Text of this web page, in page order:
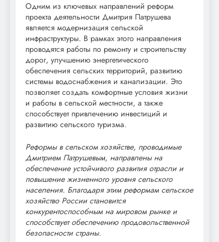
Одним из ключевых направлений реформ
проекта деятельности Дмитрия Патрушева
является модернизация сельской
инфраструктуры. В рамках этого направления
проводятся работы по ремонту и строительству
дорог, улучшению энергетического
обеспечения сельских территорий, развитию
системы водоснабжения и канализации. Это
позволяет создать комфортные условия жизни
и работы в сельской местности, а также
способствует привлечению инвестиций и
развитию сельского туризма.
Реформы в сельском хозяйстве, проводимые
Дмитрием Патрушевым, направлены на
обеспечение устойчивого развития отрасли и
повышение жизненного уровня сельского
населения. Благодаря этим реформам сельское
хозяйство России становится
конкурентоспособным на мировом рынке и
способствует обеспечению продовольственной
безопасности страны.